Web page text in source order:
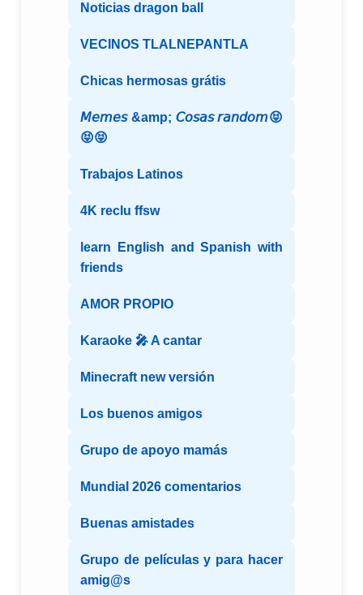
Noticias dragon ball
VECINOS TLALNEPANTLA
Chicas hermosas grátis
𝘔𝘦𝘮𝘦𝘴 &amp; 𝘊𝘰𝘴𝘢𝘴 𝘳𝘢𝘯𝘥𝘰𝘮😝
😝😝
Trabajos Latinos
4K reclu ffsw
learn English and Spanish with
friends
AMOR PROPIO
Karaoke 🎤 A cantar
Minecraft new versión
Los buenos amigos
Grupo de apoyo mamás
Mundial 2026 comentarios
Buenas amistades
Grupo de películas y para hacer
amig@s